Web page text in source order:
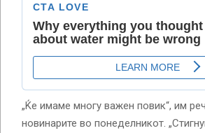
„Ќе имаме многу важен повик“, им
новинарите во понеделникот.